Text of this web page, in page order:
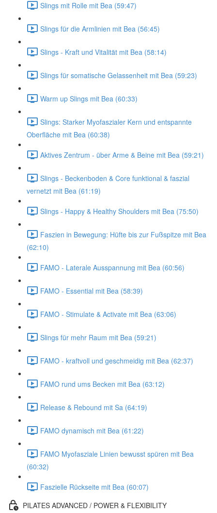
Slings mit Rolle mit Bea (59:47)
Slings für die Armlinien mit Bea (56:45)
Slings - Kraft und Vitalität mit Bea (58:14)
Slings für somatische Gelassenheit mit Bea (59:23)
Warm up Slings mit Bea (60:33)
Slings: Starker Myofaszialer Kern und entspannte
Oberfläche mit Bea (60:38)
Aktives Zentrum - über Arme & Beine mit Bea (59:21)
Slings - Beckenboden & Core funktional & faszial
vernetzt mit Bea (61:19)
Slings - Happy & Healthy Shoulders mit Bea (75:50)
Faszien in Bewegung: Hüfte bis zur Fußspitze mit Bea
(62:10)
FAMO - Laterale Ausspannung mit Bea (60:56)
FAMO - Essential mit Bea (58:39)
FAMO - Stimulate & Activate mit Bea (63:06)
Slings für mehr Raum mit Bea (59:21)
FAMO - kraftvoll und geschmeidig mit Bea (62:37)
FAMO rund ums Becken mit Bea (63:12)
Release & Rebound mit Sa (64:19)
FAMO dynamisch mit Bea (61:22)
FAMO Myofasziale Linien bewusst spüren mit Bea
(60:32)
Faszielle Rückseite mit Bea (60:07)
PILATES ADVANCED / POWER & FLEXIBILITY